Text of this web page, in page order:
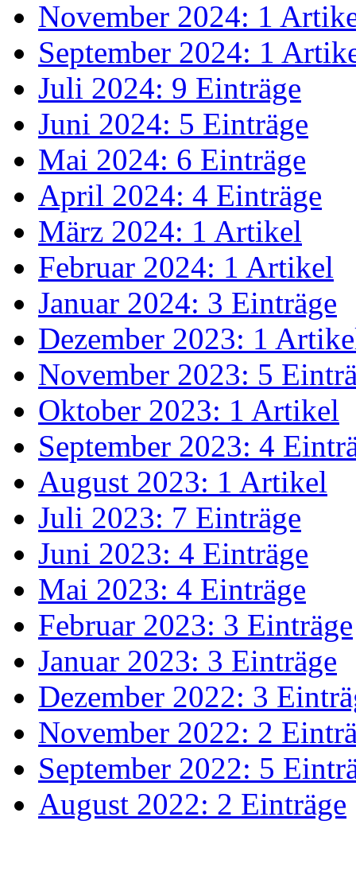
November 2024: 1
September 2024: 1
Juli 2024: 9 Einträge
Juni 2024: 5 Einträge
Mai 2024: 6 Einträge
April 2024: 4 Einträge
März 2024: 1 Artikel
Februar 2024: 1 Artikel
Januar 2024: 3 Einträge
Dezember 2023: 1
November 2023: 5
Oktober 2023: 1 Artikel
September 2023: 4
August 2023: 1 Artikel
Juli 2023: 7 Einträge
Juni 2023: 4 Einträge
Mai 2023: 4 Einträge
Februar 2023: 3 Einträge
Januar 2023: 3 Einträge
Dezember 2022: 3
November 2022: 2
September 2022: 5
August 2022: 2 Einträge